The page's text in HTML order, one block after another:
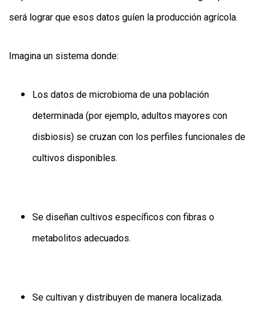
será lograr que esos datos guíen la producción agrícola.
Imagina un sistema donde:
Los datos de microbioma de una población
determinada (por ejemplo, adultos mayores con
disbiosis) se cruzan con los perfiles funcionales de
cultivos disponibles.
Se diseñan cultivos específicos con fibras o
metabolitos adecuados.
Se cultivan y distribuyen de manera localizada.